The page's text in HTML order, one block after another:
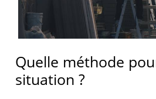
Quelle méthode
situation ?